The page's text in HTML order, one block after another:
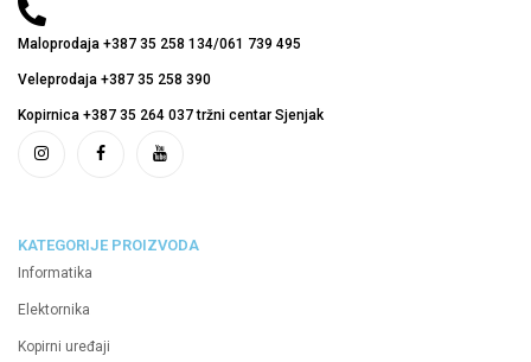
Maloprodaja +387 35 258 134/061 739 495
Veleprodaja +387 35 258 390
Kopirnica +387 35 264 037 tržni centar Sjenjak
KATEGORIJE PROIZVODA
Informatika
Elektornika
Kopirni uređaji